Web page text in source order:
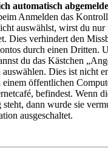
automatisch
Anmelden das
auswählst, wirst du
Dies verhindert den
durch einen Dritten.
du das Kästchen
auswählen. Dies ist nicht
einem öffentlichen
befindest. Wenn
steht, dann wurde sie
ausgeschaltet.